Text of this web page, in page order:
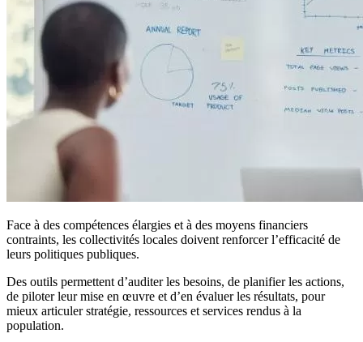
Face à des compétences élargies et à des moyens financiers
contraints, les collectivités locales doivent renforcer l’efficacité de
leurs politiques publiques.
Des outils permettent d’auditer les besoins, de planifier les actions,
de piloter leur mise en œuvre et d’en évaluer les résultats, pour
mieux articuler stratégie, ressources et services rendus à la
population.